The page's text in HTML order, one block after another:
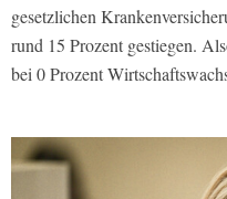
gesetzlichen
rund 15 Prozent gestiegen.
bei 0 Prozent